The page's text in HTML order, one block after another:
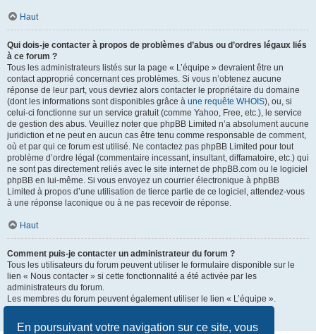
En poursuivant votre navigation sur ce site, vous
Haut
Qui dois-je contacter à propos de problèmes d’abus ou d’ordres légaux liés
à ce forum ?
Tous les administrateurs listés sur la page « L’équipe » devraient être un
contact approprié concernant ces problèmes. Si vous n’obtenez aucune
réponse de leur part, vous devriez alors contacter le propriétaire du domaine
(dont les informations sont disponibles grâce à une requête WHOIS), ou, si
celui-ci fonctionne sur un service gratuit (comme Yahoo, Free, etc.), le service
de gestion des abus. Veuillez noter que phpBB Limited n’a absolument aucune
juridiction et ne peut en aucun cas être tenu comme responsable de comment,
où et par qui ce forum est utilisé. Ne contactez pas phpBB Limited pour tout
problème d’ordre légal (commentaire incessant, insultant, diffamatoire, etc.) qui
ne sont pas directement reliés avec le site internet de phpBB.com ou le logiciel
phpBB en lui-même. Si vous envoyez un courrier électronique à phpBB
Limited à propos d’une utilisation de tierce partie de ce logiciel, attendez-vous
à une réponse laconique ou à ne pas recevoir de réponse.
Haut
Comment puis-je contacter un administrateur du forum ?
Tous les utilisateurs du forum peuvent utiliser le formulaire disponible sur le
lien « Nous contacter » si cette fonctionnalité a été activée par les
administrateurs du forum.
Les membres du forum peuvent également utiliser le lien « L’équipe ».
Haut